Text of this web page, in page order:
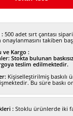
için tıklayın
:500 adet sırt çantası
takiben
ve Kargo :
Stokta bulunan
teslim edilmektedir.
Kişiselleştirilmiş
Bu süre baskı
:Stoklu ürünlerde iki